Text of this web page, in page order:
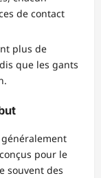
de contact
plus de
que les gants
pour le
souvent des